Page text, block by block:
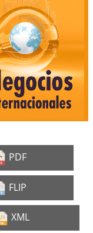
PDF
FLIP
XML